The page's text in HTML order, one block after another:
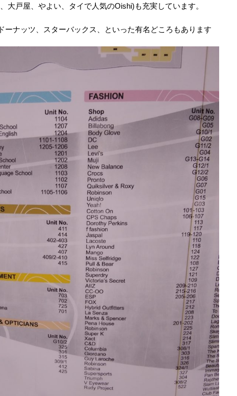
大戸屋、やよい、タイで人気のOishi)も充実しています。
ーナッツ、スターバックス、といった有名どころもあります